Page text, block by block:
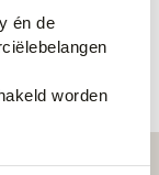
én de
worden
op het laatste
ook wij